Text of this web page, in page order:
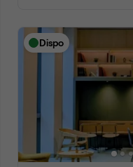
Dispo